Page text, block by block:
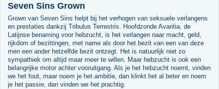
Seven Sins Grown
Grown van Seven Sins helpt bij het verhogen van seksuele verlangens
en prestaties dankzij Tribulus Terrestris. Hoofdzonde Avaritia, de
Latijnse benaming voor hebzucht, is het verlangen naar macht, geld,
rijkdom of bezittingen, met name als door het bezit van een van deze
men een ander hetzelfde bezit ontzegt. Het is natuurlijk niet zo
sympathiek om altijd maar meer te willen. Maar hebzucht is ook een
belangrijke motor achter vooruitgang. Als je het hebzucht noemt, vinden
we het fout, maar noem je het ambitie, dan klinkt het al beter en noem
je het passie, dan vinden we het prachtig.